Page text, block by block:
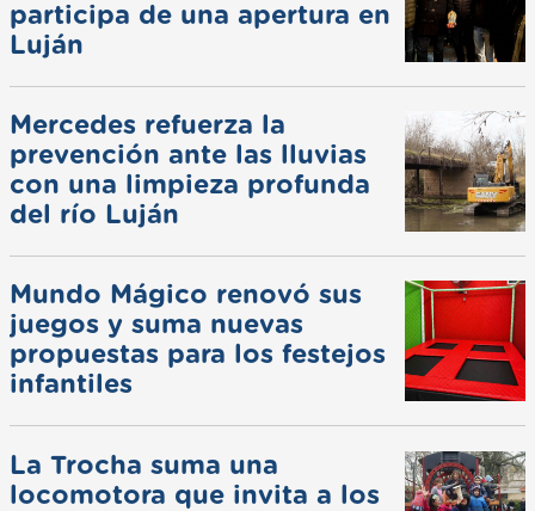
participa de una apertura en
Luján
Mercedes refuerza la
prevención ante las lluvias
con una limpieza profunda
del río Luján
Mundo Mágico renovó sus
juegos y suma nuevas
propuestas para los festejos
infantiles
La Trocha suma una
locomotora que invita a los